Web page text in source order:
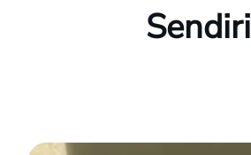
Sendiri